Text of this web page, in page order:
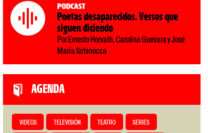
Podcast
Poetas desaparecidos. Versos que
siguen diciendo
Por Ernesto Horvath, Carolina Guevara y José
María Schinocca
AGENDA
VIDEOS TELEVISIÓN TEATRO SERIES